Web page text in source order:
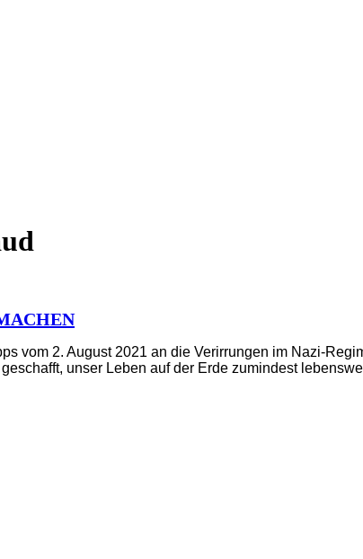
vom 2. August 2021 an die Verirrungen im Nazi-
unser Leben auf der Erde zumindest